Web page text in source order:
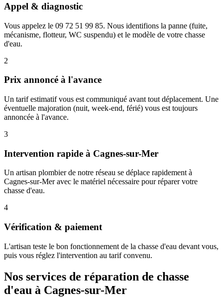
Appel & diagnostic
Vous appelez le 09 72 51 99 85. Nous identifions la panne (fuite,
mécanisme, flotteur, WC suspendu) et le modèle de votre chasse
d'eau.
2
Prix annoncé à l'avance
Un tarif estimatif vous est communiqué avant tout déplacement. Une
éventuelle majoration (nuit, week-end, férié) vous est toujours
annoncée à l'avance.
3
Intervention rapide à Cagnes-sur-Mer
Un artisan plombier de notre réseau se déplace rapidement à
Cagnes-sur-Mer avec le matériel nécessaire pour réparer votre
chasse d'eau.
4
Vérification & paiement
L'artisan teste le bon fonctionnement de la chasse d'eau devant vous,
puis vous réglez l'intervention au tarif convenu.
Nos services de réparation de chasse
d'eau à Cagnes-sur-Mer